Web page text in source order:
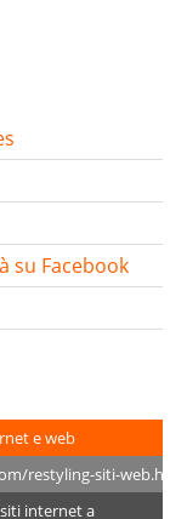
su Facebook
e web
siti interneta